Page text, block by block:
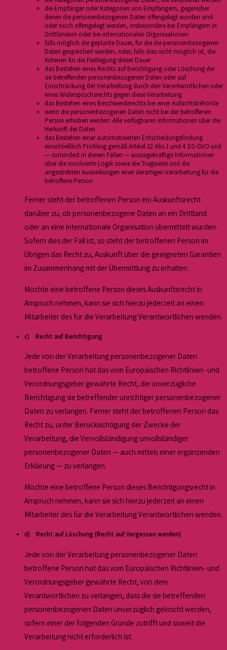
die Empfänger oder Kategorien von Empfängern, gegenüber
denen die personenbezogenen Daten offengelegt worden sind
oder noch offengelegt werden, insbesondere bei Empfängern in
Drittländern oder bei internationalen Organisationen
falls möglich die geplante Dauer, für die die personenbezogenen
Daten gespeichert werden, oder, falls dies nicht möglich ist, die
Kriterien für die Festlegung dieser Dauer
das Bestehen eines Rechts auf Berichtigung oder Löschung der
sie betreffenden personenbezogenen Daten oder auf
Einschränkung der Verarbeitung durch den Verantwortlichen oder
eines Widerspruchsrechts gegen diese Verarbeitung
das Bestehen eines Beschwerderechts bei einer Aufsichtsbehörde
wenn die personenbezogenen Daten nicht bei der betroffenen
Person erhoben werden: Alle verfügbaren Informationen über die
Herkunft der Daten
das Bestehen einer automatisierten Entscheidungsfindung
einschließlich Profiling gemäß Artikel 22 Abs.1 und 4 DS-GVO und
— zumindest in diesen Fällen — aussagekräftige Informationen
über die involvierte Logik sowie die Tragweite und die
angestrebten Auswirkungen einer derartigen Verarbeitung für die
betroffene Person
Ferner steht der betroffenen Person ein Auskunftsrecht
darüber zu, ob personenbezogene Daten an ein Drittland
oder an eine internationale Organisation übermittelt wurden.
Sofern dies der Fall ist, so steht der betroffenen Person im
Übrigen das Recht zu, Auskunft über die geeigneten Garantien
im Zusammenhang mit der Übermittlung zu erhalten.
Möchte eine betroffene Person dieses Auskunftsrecht in
Anspruch nehmen, kann sie sich hierzu jederzeit an einen
Mitarbeiter des für die Verarbeitung Verantwortlichen wenden.
c) Recht auf Berichtigung
Jede von der Verarbeitung personenbezogener Daten
betroffene Person hat das vom Europäischen Richtlinien- und
Verordnungsgeber gewährte Recht, die unverzügliche
Berichtigung sie betreffender unrichtiger personenbezogener
Daten zu verlangen. Ferner steht der betroffenen Person das
Recht zu, unter Berücksichtigung der Zwecke der
Verarbeitung, die Vervollständigung unvollständiger
personenbezogener Daten — auch mittels einer ergänzenden
Erklärung — zu verlangen.
Möchte eine betroffene Person dieses Berichtigungsrecht in
Anspruch nehmen, kann sie sich hierzu jederzeit an einen
Mitarbeiter des für die Verarbeitung Verantwortlichen wenden.
d) Recht auf Löschung (Recht auf Vergessen werden)
Jede von der Verarbeitung personenbezogener Daten
betroffene Person hat das vom Europäischen Richtlinien- und
Verordnungsgeber gewährte Recht, von dem
Verantwortlichen zu verlangen, dass die sie betreffenden
personenbezogenen Daten unverzüglich gelöscht werden,
sofern einer der folgenden Gründe zutrifft und soweit die
Verarbeitung nicht erforderlich ist: